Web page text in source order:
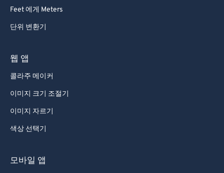
Feet 에게 Meters
단위 변환기
웹 앱
콜라주 메이커
이미지 크기 조절기
이미지 자르기
색상 선택기
모바일 앱